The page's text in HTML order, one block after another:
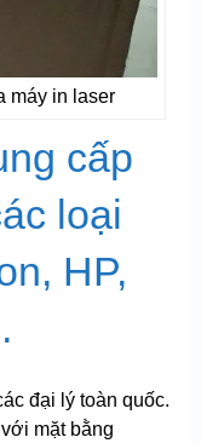
máy in laser
cấp
loại
HP,
đại lý toàn quốc.
mặt bằng